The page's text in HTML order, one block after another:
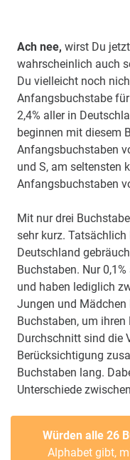
Ach nee, wirst Du
wahrscheinlich auch
Du vielleicht noch
Anfangsbuchstabe
2,4% aller in
beginnen mit diesem
Anfangsbuchstaben
und S, am seltensten
Anfangsbuchstaben
Mit nur drei
sehr kurz. Tatsächlich
Deutschland
Buchstaben. Nur
und haben lediglich
Jungen und Mädchen
Buchstaben, um
Durchschnitt sind die
Berücksichtigung
Buchstaben lang.
Unterschiede
Würden alle 26
Alphabet gibt,